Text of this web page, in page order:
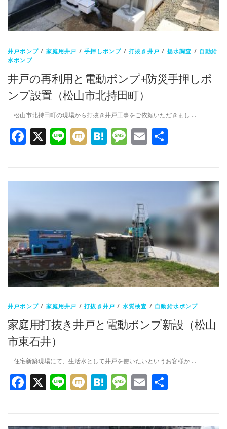
井戸ポンプ / 家庭用井戸 /手押しポンプ /打抜き井戸 / 揚水調査 / 自動給
水ポンプ
井戸の再利用と電動ポンプ+防災手押しポ
ンプ設置（松山市北持田町）
松山市北持田町の現場から打抜き井戸工事をご依頼いただきまし …
Facebook
X LineMixiHatena
Message
Email
井戸ポンプ / 家庭用井戸 /打抜き井戸 / 水質検査 / 自動給水ポンプ
家庭用打抜き井戸と電動ポンプ新設（松山
市東石井）
住宅新築現場にて、生活水として井戸を使いたいというお客様か …
Facebook
X LineMixiHatena
Message
Email